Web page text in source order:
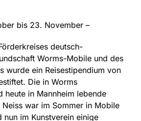
bis 23. November –
deutsch-
Worms-Mobile und des
wurde ein Reisestipendium von
Die in Worms
heute in Mannheim lebende
Neiss war im Sommer in Mobile
nun im Kunstverein einige